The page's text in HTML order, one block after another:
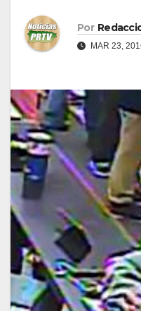
Por
MAR 23,